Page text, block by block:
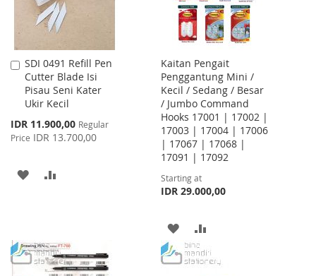
SDI 0491 Refill Pen
Cutter Blade Isi
Pisau Seni Kater
Ukir Kecil
Special
Price
IDR 11.900,00 Regular
Price IDR 13.700,00
Add
to
Cart
ADD
LIST
Kaitan Pengait
Penggantung Mini /
Kecil / Sedang / Besar
/ Jumbo Command
Hooks 17001 | 17002 |
17003 | 17004 | 17006
| 17067 | 17068 |
17091 | 17092
Starting at
IDR 29.000,00
ADD
TO
TO